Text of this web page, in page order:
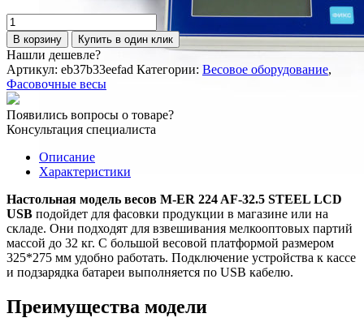
Количество
товара
Фасовочные
настольные
весы
MERTECH
M-
ER
224
STEEL
-
AFU-
15.2
STEEL
LCD
USB
В корзину Купить в один клик
Нашли дешевле?
Артикул: eb37b33eefad Категории: Весовое оборудование,
Фасовочные весы
Появились вопросы о товаре?
Консультация специалиста
Описание
Характеристики
Настольная модель весов M-ER 224 AF-32.5 STEEL LCD
USB подойдет для фасовки продукции в магазине или на
складе. Они подходят для взвешивания мелкооптовых партий
массой до 32 кг. С большой весовой платформой размером
325*275 мм удобно работать. Подключение устройства к кассе
и подзарядка батареи выполняется по USB кабелю.
Преимущества модели